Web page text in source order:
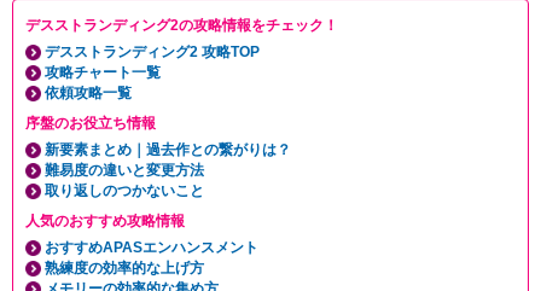
デスストランディング2の攻略情報をチェック！
デスストランディング2 攻略TOP
攻略チャート一覧
依頼攻略一覧
序盤のお役立ち情報
新要素まとめ｜過去作との繋がりは？
難易度の違いと変更方法
取り返しのつかないこと
人気のおすすめ攻略情報
おすすめAPASエンハンスメント
熟練度の効率的な上げ方